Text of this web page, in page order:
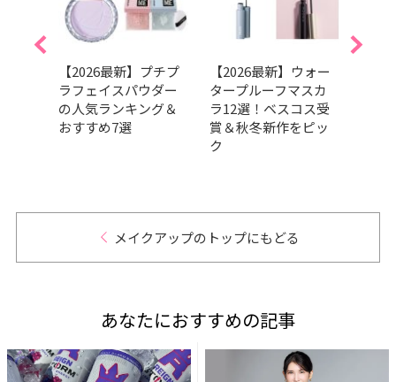
【2026最新】プチプ
ラフェイスパウダー
の人気ランキング＆
おすすめ7選
【2026最新】ウォー
タープルーフマスカ
ラ12選！ベスコス受
賞＆秋冬新作をピッ
ク
メイクアップのトップにもどる
あなたにおすすめの記事